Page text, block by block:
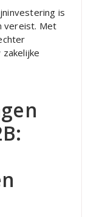
is
vereist. Met